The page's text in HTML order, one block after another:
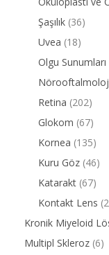
Şaşılık (36)
Uvea (18)
Olgu Sunumları
Retina (202)
Glokom (67)
Kornea (135)
Kuru Göz (46)
Katarakt (67)
Kontakt Lens
Kronik Miyeloid
Multipl Skleroz (6)